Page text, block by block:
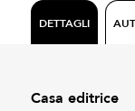
DETTAGLI
Casa editrice